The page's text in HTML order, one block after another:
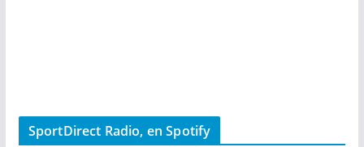
SportDirect Radio, en Spotify